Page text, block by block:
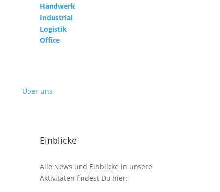
Handwerk
Industrial
Logistik
Office
Über uns
Einblicke
Alle News und Einblicke in unsere
Aktivitäten findest Du hier: